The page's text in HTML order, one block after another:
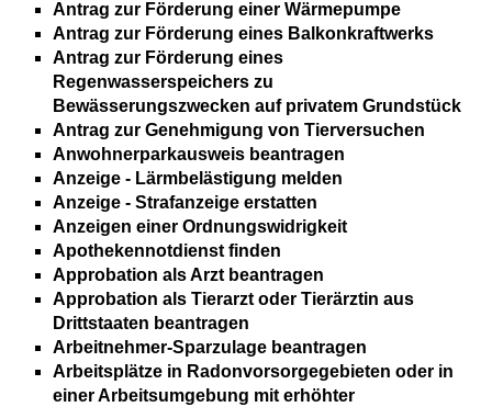
Antrag zur Förderung einer Wärmepumpe
Antrag zur Förderung eines Balkonkraftwerks
Antrag zur Förderung eines
Regenwasserspeichers zu
Bewässerungszwecken auf privatem Grundstück
Antrag zur Genehmigung von Tierversuchen
Anwohnerparkausweis beantragen
Anzeige - Lärmbelästigung melden
Anzeige - Strafanzeige erstatten
Anzeigen einer Ordnungswidrigkeit
Apothekennotdienst finden
Approbation als Arzt beantragen
Approbation als Tierarzt oder Tierärztin aus
Drittstaaten beantragen
Arbeitnehmer-Sparzulage beantragen
Arbeitsplätze in Radonvorsorgegebieten oder in
einer Arbeitsumgebung mit erhöhter